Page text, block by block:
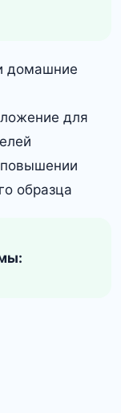
домашние
для
образца